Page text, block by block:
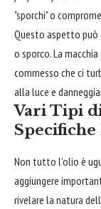
"sporchi" o
Questo aspetto può
o sporco. La
commesso che ci
alla luce e
Vari Tipi
Non tutto l'olio è
aggiungere
rivelare la natura